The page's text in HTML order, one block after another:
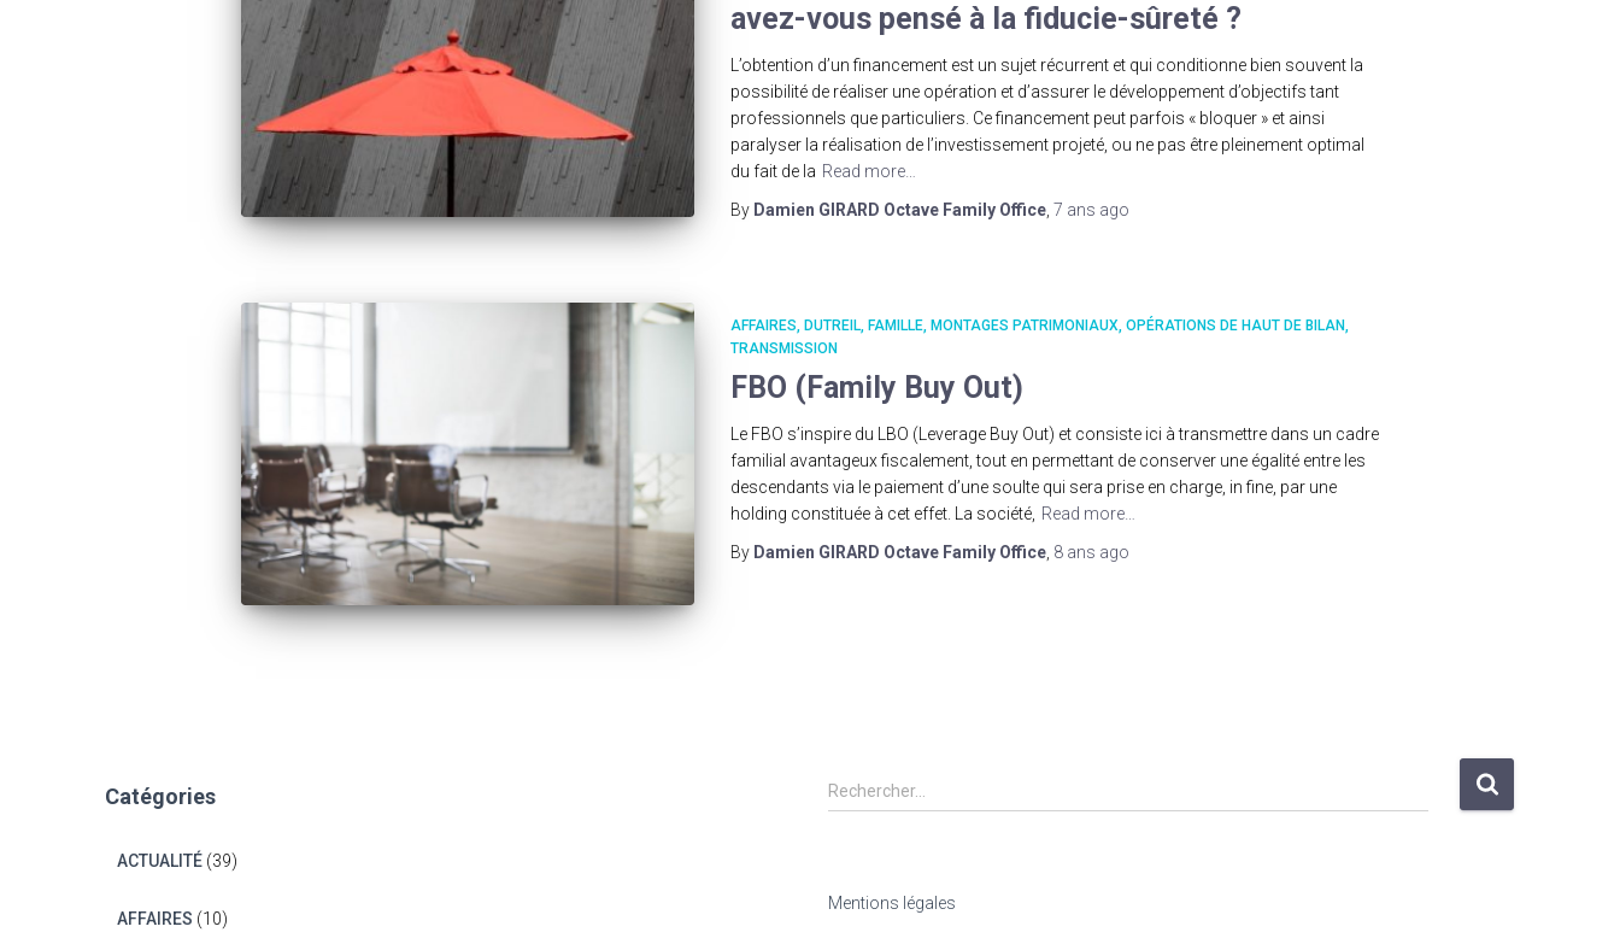
avez-vous pensé à la fiducie-sûreté ?
L’obtention d’un financement est un sujet récurrent et qui conditionne bien souvent la
possibilité de réaliser une opération et d’assurer le développement d’objectifs tant
professionnels que particuliers. Ce financement peut parfois « bloquer » et ainsi
paralyser la réalisation de l’investissement projeté, ou ne pas être pleinement optimal
du fait de la Read more…
By Damien GIRARD Octave Family Office, 7 ans ago
AFFAIRES DUTREIL FAMILLE MONTAGES PATRIMONIAUX OPÉRATIONS DE HAUT DE BILAN
TRANSMISSION
FBO (Family Buy Out)
Le FBO s’inspire du LBO (Leverage Buy Out) et consiste ici à transmettre dans un cadre
familial avantageux fiscalement, tout en permettant de conserver une égalité entre les
descendants via le paiement d’une soulte qui sera prise en charge, in fine, par une
holding constituée à cet effet. La société, Read more…
By Damien GIRARD Octave Family Office, 8 ans ago
Catégories
ACTUALITÉ (39)
AFFAIRES (10)
R
e
r
Rechercher…
Mentions légales